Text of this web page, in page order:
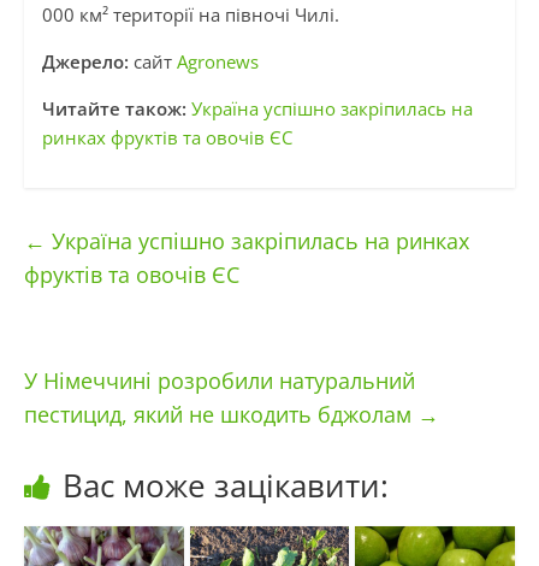
000 км² території на півночі Чилі.
Джерело: сайт Agronews
Читайте також: Україна успішно закріпилась на
ринках фруктів та овочів ЄС
← Україна успішно закріпилась на ринках
фруктів та овочів ЄС
У Німеччині розробили натуральний
пестицид, який не шкодить бджолам →
Вас може зацікавити: